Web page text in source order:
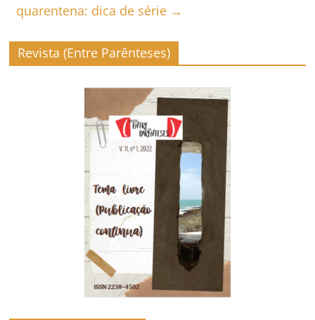
quarentena: dica de série →
Revista (Entre Parênteses)